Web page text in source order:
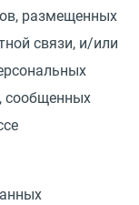
размещенных
связи, и/или
сообщенных